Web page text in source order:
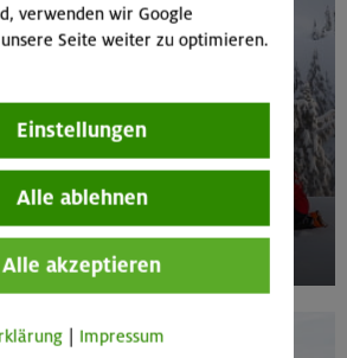
verwenden wir Google
Seite weiter zu optimieren.
Einstellungen
Alle ablehnen
Alle akzeptieren
Impressum